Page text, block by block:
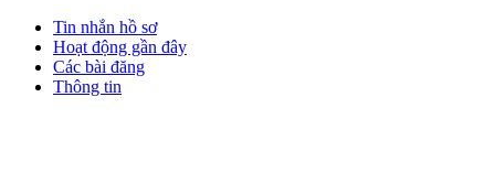
Tin nhắn hồ sơ
Hoạt động gần đây
Các bài đăng
Thông tin